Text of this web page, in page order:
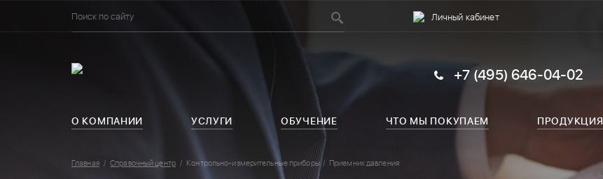
Личный кабинет
+7 (495) 646-04-02
О КОМПАНИИ УСЛУГИ ОБУЧЕНИЕ ЧТО МЫ ПОКУПАЕМ ПРОДУКЦИЯ
Главная Справочный центр Контрольно-измерительные приборы Приемник давления